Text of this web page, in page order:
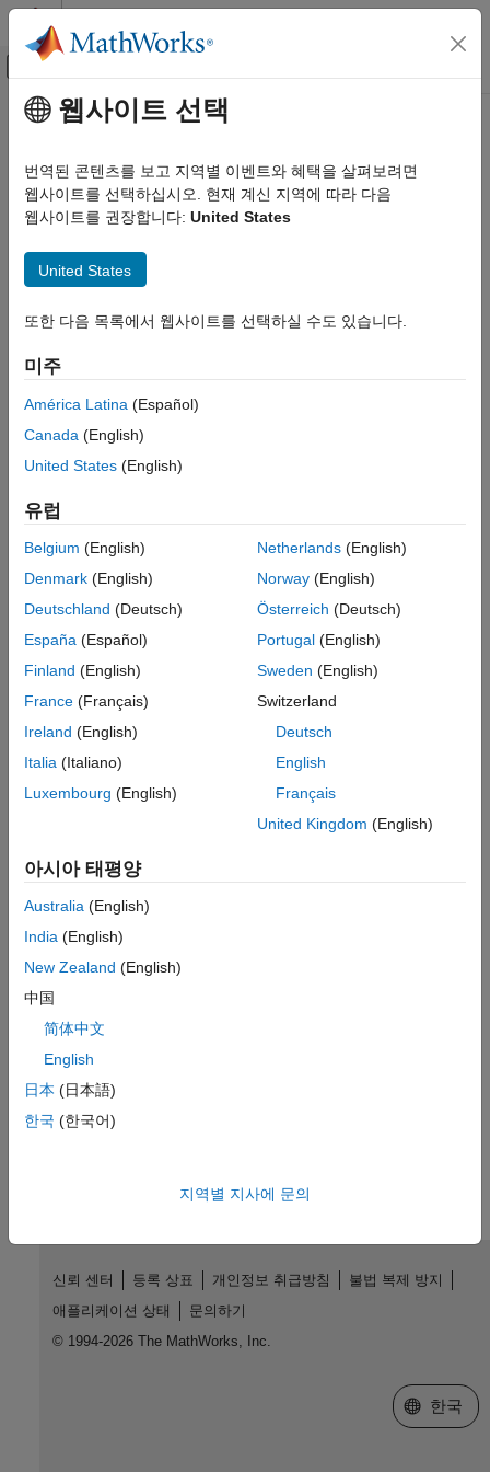
콘텐츠로 바로 가기
오프캔버스 탐색 메뉴 토글
문서 홈
Embedded Coder
배포, 통합 및 지원되는 하드웨어
Applications
참고 항목
주요 콘텐츠
이 페이지는 기계 번역을 사용하여 번역되었습니다. 영어 원문을
지원 패키지 설치
Embedded Coder
설치하려면 다음 단계를 따르십시오.
MATLAB® 홈 탭의환경섹션에서애드온>하드웨어 지원
'애드온 탐색기' 창에서
클릭합니다.
Agreement 에 동의합니다.
지원 패키지의 설치가 시작됩니다. 설치가 완료되면 이 절차를
하려면:
지금 설정버튼을 클릭합니다.
하드웨어 설정
Password Deployment Location와 같은 타깃 정보를 입력한
후제출를 클릭하십시오.
타깃 설정이 완료되면 메시지가 표시되며, 이때 마침
버튼을
클릭하여 설치 절차를 완료하고 종료하십시오.
참고 항목
Linux Runtime Manager
setDeploymentLocation
Simulink 모델 구축 및 애플리케이션 배포
웹사이트 선택
번역된 콘텐츠를 보고 지역별 이벤트와 혜택을 살펴보려면
웹사이트를 선택하십시오. 현재 계신 지역에 따라 다음
웹사이트를 권장합니다: United States
United States
또한 다음 목록에서 웹사이트를 선택하실 수도 있습니다.
미주
América Latina (Español)
Canada (English)
United States (English)
유럽
Belgium (English)
Denmark (English)
Deutschland (Deutsch)
España (Español)
Finland (English)
France (Français)
Ireland (English)
Italia (Italiano)
Luxembourg (English)
Netherlands(English)
Norway(English)
Österreich (Deutsch)
Portugal(English)
Sweden (English)
Switzerland
Deutsch
English
Français
United Kingdom (English)
아시아 태평양
Australia (English)
India (English)
New Zealand (English)
中国
简体中文
English
日本 (日本語)
한국 (한국어)
지역별 지사에 문의
신뢰 센터 등록 상표 개인정보 취급방침
불법 복제 방지
애플리케이션 상태
문의하기
© 1994-2026 The MathWorks, Inc.
웹사이트
한국